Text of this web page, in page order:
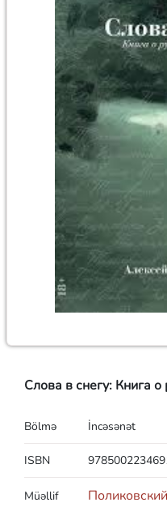
Слова в снегу: Книга о
Bölmə İncəsənət
ISBN
Müəllif